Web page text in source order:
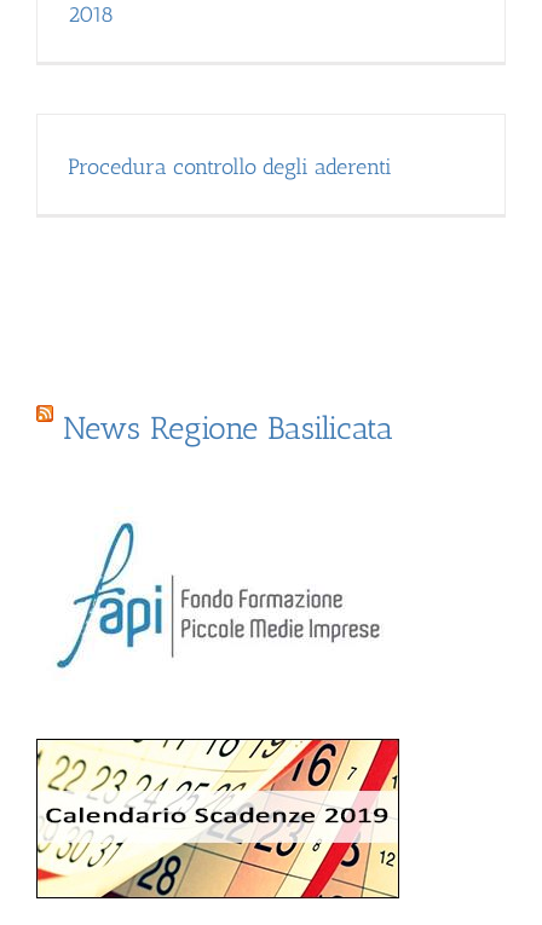
2018
Procedura controllo degli aderenti
News Regione Basilicata